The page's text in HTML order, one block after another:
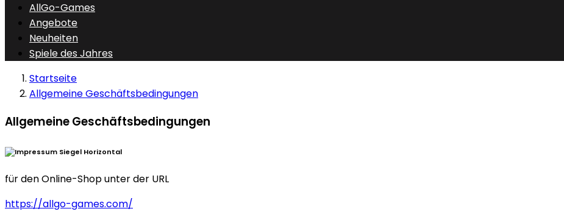
AllGo-Games
Angebote
Neuheiten
Spiele des Jahres
Startseite
Allgemeine Geschäftsbedingungen
Allgemeine Geschäftsbedingungen
für den Online-Shop unter der URL
https://allgo-games.com/